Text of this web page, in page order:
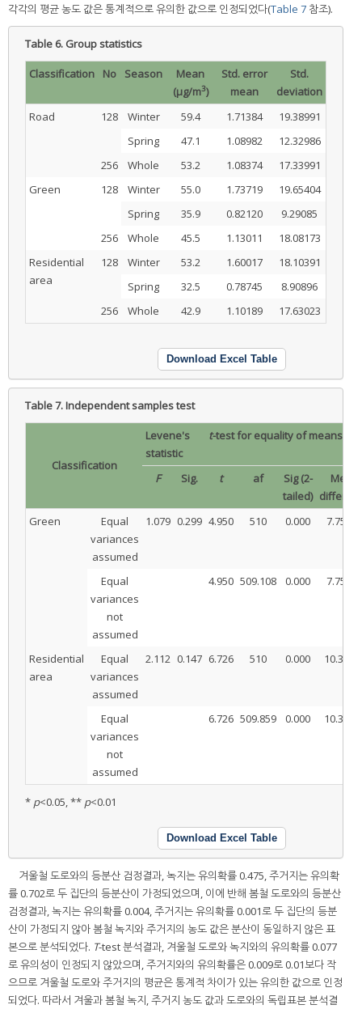
각각의 평균 농도 값은 통계적으로 유의한 값으로 인정되었다(Table 7 참조).
Table 6. Group statistics
Classification No Season
Mean
(µg/m3)
Std. error
mean
Std.
deviation
Road
128 Winter 59.4 1.71384
19.38991
Spring
47.1 1.08982
12.32986
256
Whole 53.2 1.08374
17.33991
Green
128 Winter 55.0 1.73719
19.65404
Spring
35.9 0.82120
9.29085
256
Whole 45.5 1.13011
18.08173
Residential
area
128 Winter 53.2 1.60017
18.10391
Spring
32.5 0.78745
8.90896
256
Whole 42.9 1.10189 17.63023
Download Excel Table
Table 7.Independent samples test
Classification
Levene's
statistic
t-test for equality of means
F Sig. t af
Sig (2-
tailed)
Mean
Green
Equal
variances
assumed
1.079 0.299 4.950 510 0.000 7.75000
Equal
variances
not
assumed
4.950 509.108 0.000 7.75000
Residential
area
Equal
variances
assumed
2.112 0.147 6.726 510 0.000
Equal
variances
not
assumed
6.726 509.859 0.000
* p<0.05, ** p<0.01
Download Excel Table
겨울철 도로와의 등분산 검정결과, 녹지는 유의확률 0.475, 주거지는 유의확
률 0.702로 두 집단의 등분산이 가정되었으며, 이에 반해 봄철 도로와의 등분산
검정결과, 녹지는 유의확률 0.004, 주거지는 유의확률 0.001로 두 집단의 등분
산이 가정되지 않아 봄철 녹지와 주거지의 농도 값은 분산이 동일하지 않은 표
본으로 분석되었다. T-test 분석결과, 겨울철 도로와 녹지와의 유의확률 0.077
로 유의성이 인정되지 않았으며, 주거지와의 유의확률은 0.009로 0.01보다 작
으므로 겨울철 도로와 주거지의 평균은 통계적 차이가 있는 유의한 값으로 인정
되었다. 따라서 겨울과 봄철 녹지, 주거지 농도 값과 도로와의 독립표본 분석결